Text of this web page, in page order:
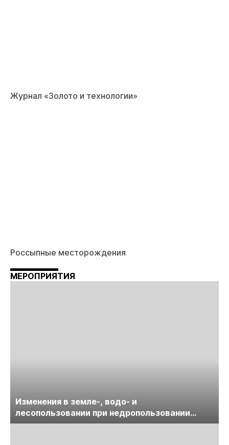
Журнал «Золото и технологии»
Россыпные месторождения
МЕРОПРИЯТИЯ
Изменения в земле-, водо- и
лесопользовании при недропользовании
обсудят на семинаре «ПравоТЭК»